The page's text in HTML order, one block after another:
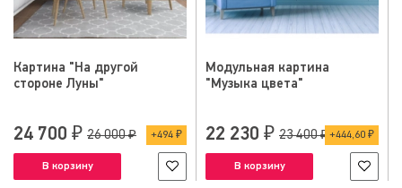
Картина "На другой
стороне Луны"
24 700 ₽ 26 000 ₽ 494 ₽
В корзину
Модульная картина
"Музыка цвета"
22 230 ₽ 23 400 ₽ 444,60 ₽
В корзину